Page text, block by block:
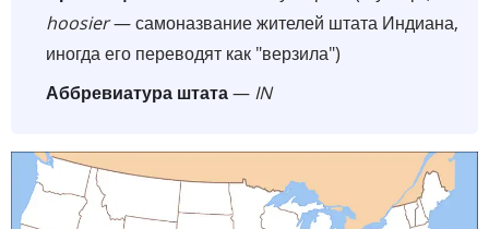
hoosier— самоназвание жителей штата Индиана,
иногда его переводят как "верзила")
Аббревиатура штата— IN